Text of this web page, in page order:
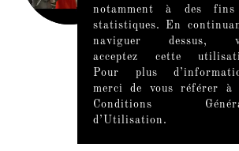
notamment à des fins
statistiques. En
naviguer dessus,
acceptez cette
Pour plus
merci de vous référer à
Conditions
d’Utilisation.